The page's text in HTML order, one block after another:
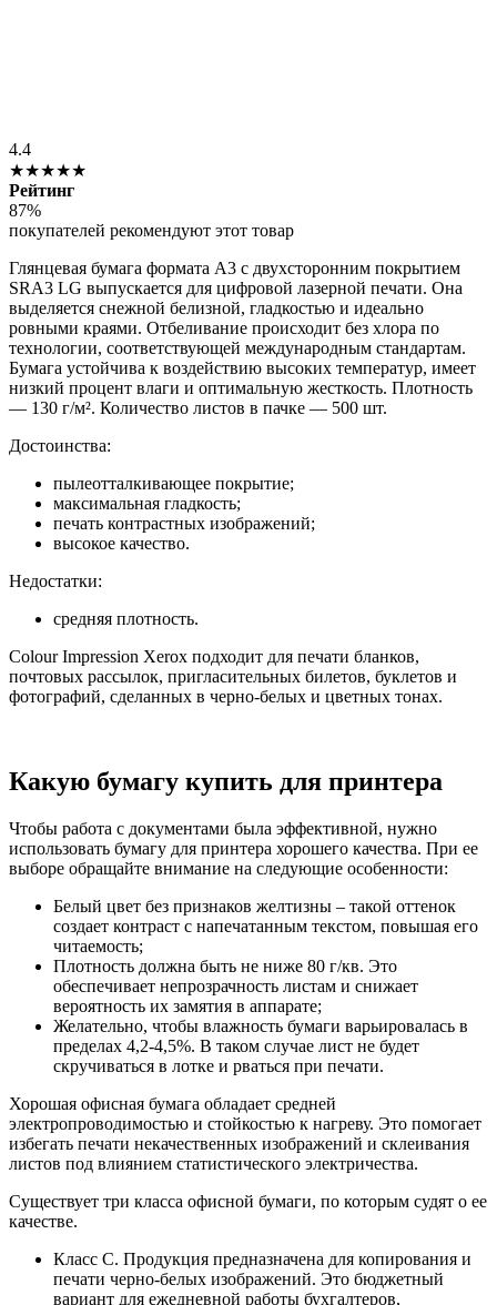
4.4
★★★★★
Рейтинг
87%
покупателей рекомендуют этот товар
Глянцевая бумага формата А3 с двухсторонним покрытием
SRA3 LG выпускается для цифровой лазерной печати. Она
выделяется снежной белизной, гладкостью и идеально
ровными краями. Отбеливание происходит без хлора по
технологии, соответствующей международным стандартам.
Бумага устойчива к воздействию высоких температур, имеет
низкий процент влаги и оптимальную жесткость. Плотность
— 130 г/м². Количество листов в пачке — 500 шт.
Достоинства:
пылеотталкивающее покрытие;
максимальная гладкость;
печать контрастных изображений;
высокое качество.
Недостатки:
средняя плотность.
Colour Impression Xerox подходит для печати бланков,
почтовых рассылок, пригласительных билетов, буклетов и
фотографий, сделанных в черно-белых и цветных тонах.
Какую бумагу купить для принтера
Чтобы работа с документами была эффективной, нужно
использовать бумагу для принтера хорошего качества. При ее
выборе обращайте внимание на следующие особенности:
Белый цвет без признаков желтизны – такой оттенок
создает контраст с напечатанным текстом, повышая его
читаемость;
Плотность должна быть не ниже 80 г/кв. Это
обеспечивает непрозрачность листам и снижает
вероятность их замятия в аппарате;
Желательно, чтобы влажность бумаги варьировалась в
пределах 4,2-4,5%. В таком случае лист не будет
скручиваться в лотке и рваться при печати.
Хорошая офисная бумага обладает средней
электропроводимостью и стойкостью к нагреву. Это помогает
избегать печати некачественных изображений и склеивания
листов под влиянием статистического электричества.
Существует три класса офисной бумаги, по которым судят о ее
качестве.
Класс С. Продукция предназначена для копирования и
печати черно-белых изображений. Это бюджетный
вариант для ежедневной работы бухгалтеров,